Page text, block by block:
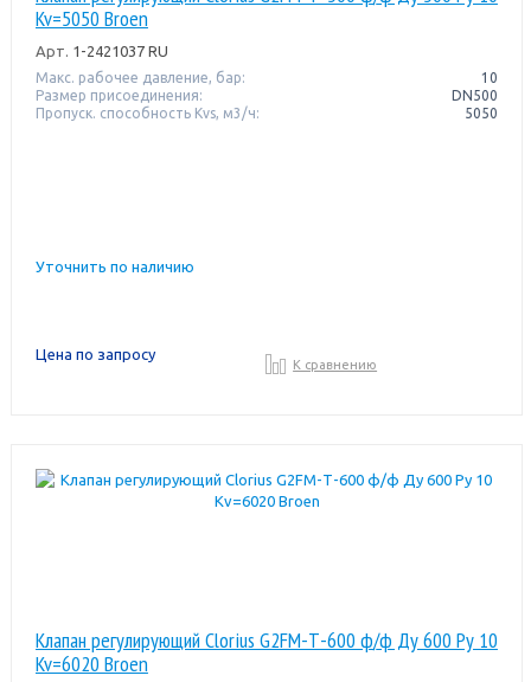
Kv=5050 Broen
Арт. 1-2421037 RU
Макс. рабочее давление, бар:
10
Размер присоединения:
DN500
Пропуск. способность Kvs, м3/ч:
5050
Уточнить по наличию
Цена по запросу
К сравнению
Клапан регулирующий Clorius G2FM-Т-600 ф/ф Ду 600 Ру 10
Kv=6020 Broen